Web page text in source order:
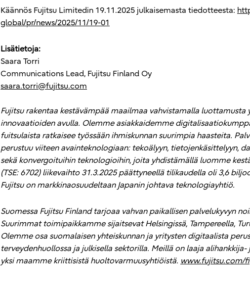
Käännös Fujitsu Limitedin 19.11.2025 julkaisemasta tiedotteesta:
global/pr/news/2025/11/19-01
Lisätietoja:
Saara Torri
Communications Lead, Fujitsu Finland Oy
saara.torri@fujitsu.com
Fujitsu rakentaa kestävämpää maailmaa vahvistamalla luottamusta
innovaatioiden avulla. Olemme asiakkaidemme
fuitsulaista ratkaisee työssään ihmiskunnan suurimpia haasteita.
perustuu viiteen avainteknologiaan: tekoälyyn, tietojenkäsittelyyn,
sekä konvergoituihin teknologioihin, joita yhdistämällä luomme
(TSE: 6702) liikevaihto 31.3.2025 päättyneellä tilikaudella oli 3,6
Fujitsu on markkinaosuudeltaan Japanin johtava teknologiayhtiö.
Suomessa Fujitsu Finland tarjoaa vahvan paikallisen palvelukyvyn
Suurimmat toimipaikkamme sijaitsevat Helsingissä, Tampereella,
Olemme osa suomalaisen yhteiskunnan ja yritysten digitaalista
terveydenhuollossa ja julkisella sektorilla. Meillä on laaja
yksi maamme kriittisistä huoltovarmuusyhtiöistä. www.fujitsu.com/fi